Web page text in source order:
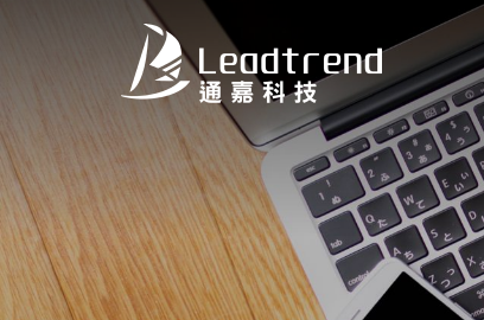
產品
應用
電視/顯示器